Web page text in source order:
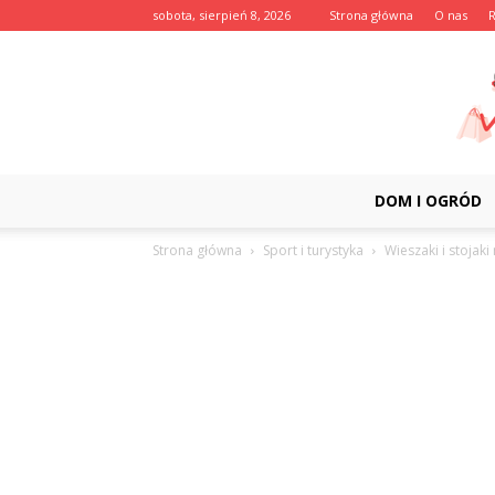
sobota, sierpień 8, 2026 Strona główna O nas
DOM I OGRÓD
Strona główna Sport i turystyka Wieszaki i